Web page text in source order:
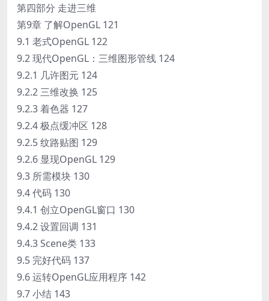
第四部分 走进三维
第9章 了解OpenGL 121
9.1 老式OpenGL 122
9.2 现代OpenGL：三维图形管线 124
9.2.1 几许图元 124
9.2.2 三维改换 125
9.2.3 着色器 127
9.2.4 极点缓冲区 128
9.2.5 纹路贴图 129
9.2.6 显现OpenGL 129
9.3 所需模块 130
9.4 代码 130
9.4.1 创立OpenGL窗口 130
9.4.2 设置回调 131
9.4.3 Scene类 133
9.5 完好代码 137
9.6 运转OpenGL应用程序 142
9.7 小结 143